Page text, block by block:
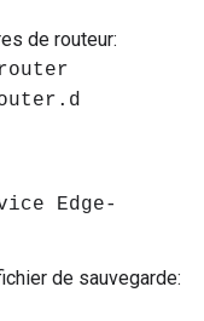
de routeur:
Edge-
de sauvegarde: